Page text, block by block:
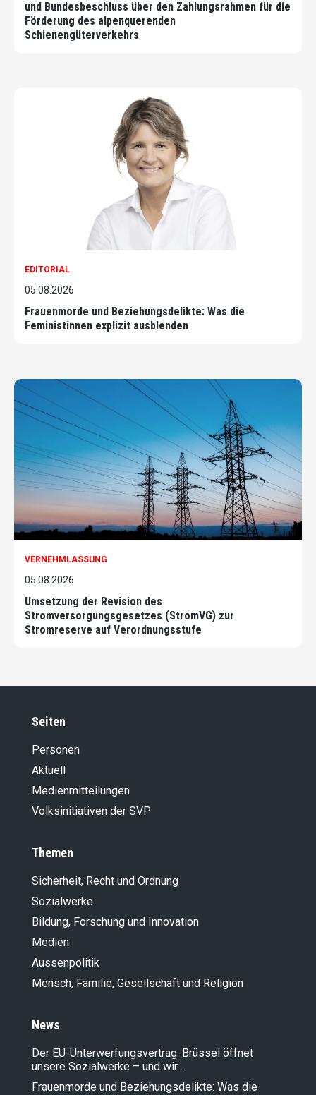
und Bundesbeschluss über den Zahlungsrahmen für die
Förderung des alpenquerenden
Schienengüterverkehrs
EDITORIAL
05.08.2026
Frauenmorde und Beziehungsdelikte: Was die
Feministinnen explizit ausblenden
VERNEHMLASSUNG
05.08.2026
Umsetzung der Revision des
Stromversorgungsgesetzes (StromVG) zur
Stromreserve auf Verordnungsstufe
Seiten
Personen
Aktuell
Medienmitteilungen
Volksinitiativen der SVP
Themen
Sicherheit, Recht und Ordnung
Sozialwerke
Bildung, Forschung und Innovation
Medien
Aussenpolitik
Mensch, Familie, Gesellschaft und Religion
News
Der EU-Unterwerfungsvertrag: Brüssel öffnet
unsere Sozialwerke – und wir…
Frauenmorde und Beziehungsdelikte: Was die